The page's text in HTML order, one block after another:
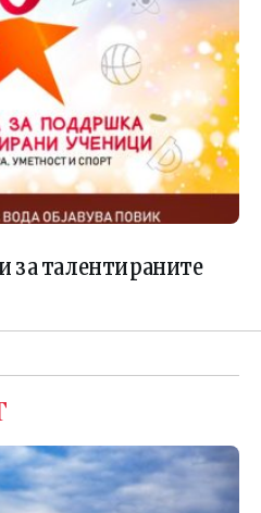
за талентираните